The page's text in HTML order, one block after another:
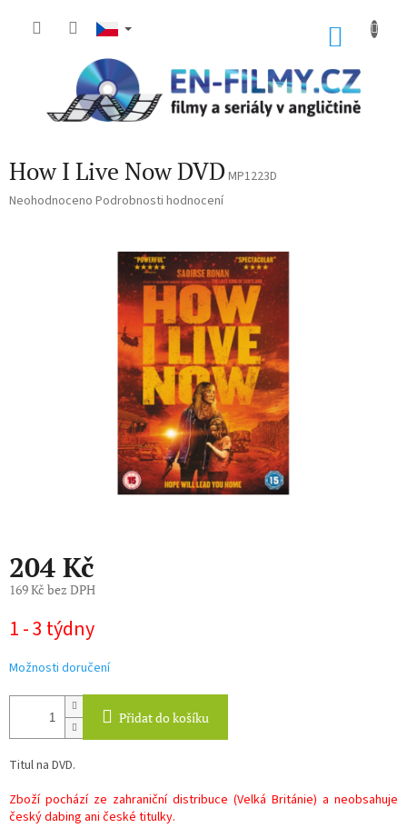
How I Live Now DVD MP1223D
Průměrné
Neohodnoceno Podrobnosti hodnocení
204 Kč
169 Kč bez DPH
cena:
1 - 3 týdny
Možnosti doručení
Přidat do košíku
Titul na DVD.
Zboží pochází ze zahraniční distribuce (Velká Británie) a neobsahuje
český dabing ani české titulky.